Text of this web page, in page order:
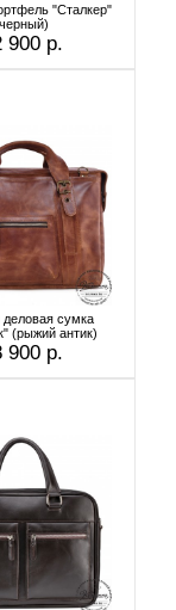
"Сталкер"
900 р.
деловая сумка
(рыжий антик)
900 р.